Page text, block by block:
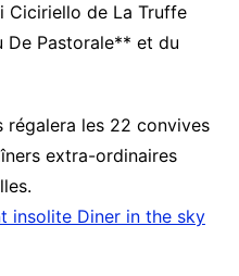
Ciciriello de La Truffe
De Pastorale** et du
régalera les 22 convives
extra-ordinaires
insolite Diner in the sky